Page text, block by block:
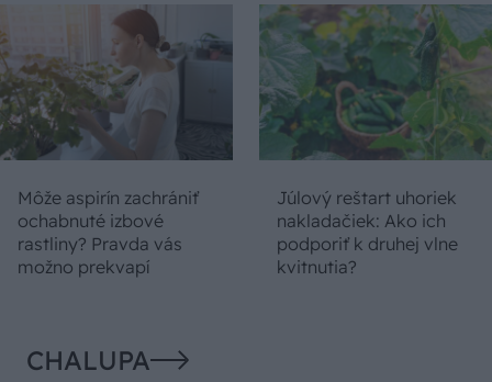
Môže aspirín zachrániť
ochabnuté izbové
rastliny? Pravda vás
možno prekvapí
Júlový reštart uhoriek
nakladačiek: Ako ich
podporiť k druhej vlne
kvitnutia?
CHALUPA